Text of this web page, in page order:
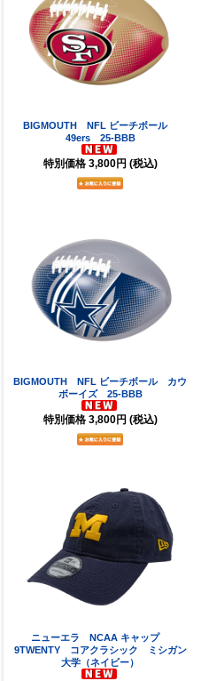
BIGMOUTH NFL ビーチボール
49ers 25-BBB
特別価格 3,800円 (税込)
BIGMOUTH NFL ビーチボール カウ
ボーイズ 25-BBB
特別価格 3,800円 (税込)
ニューエラ NCAA キャップ
9TWENTY コアクラシック ミシガン
大学（ネイビー）